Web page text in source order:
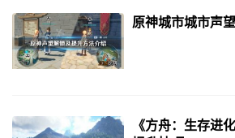
原神城市城市声
《方舟：生存进